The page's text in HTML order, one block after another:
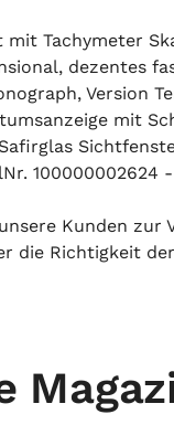
Tachymeter
dezentes
Version
mit
Kunden
die Richtigkeit